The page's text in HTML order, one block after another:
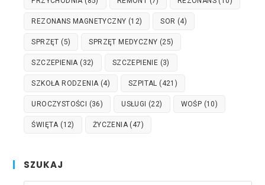
REZONANS MAGNETYCZNY (12) SOR (4)
SPRZĘT (5) SPRZĘT MEDYCZNY (25)
SZCZEPIENIA(32) SZCZEPIENIE (3)
SZKOŁA RODZENIA(4) SZPITAL (421)
UROCZYSTOŚCI (36) USŁUGI (22) WOŚP (10)
ŚWIĘTA(12) ŻYCZENIA(47)
SZUKAJ